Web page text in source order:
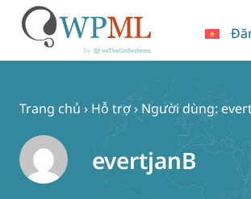
Trang chủ › Hỗ trợ› Người dùng:
evertjanB